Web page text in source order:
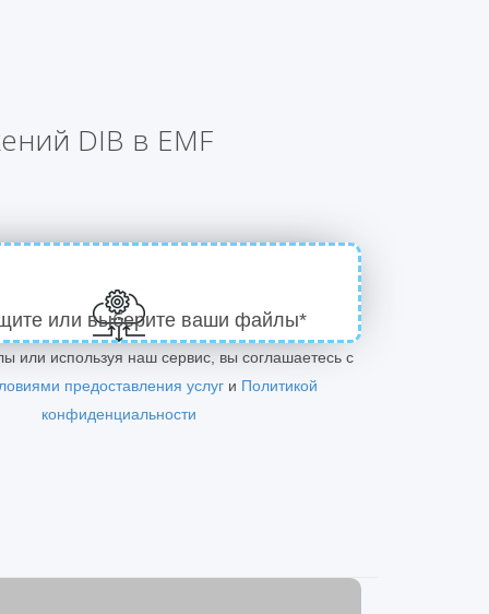
DIB в EMF
или выберите ваши файлы*
или используя наш сервис, вы соглашаетесь с
предоставления услуг и Политикой
конфиденциальности